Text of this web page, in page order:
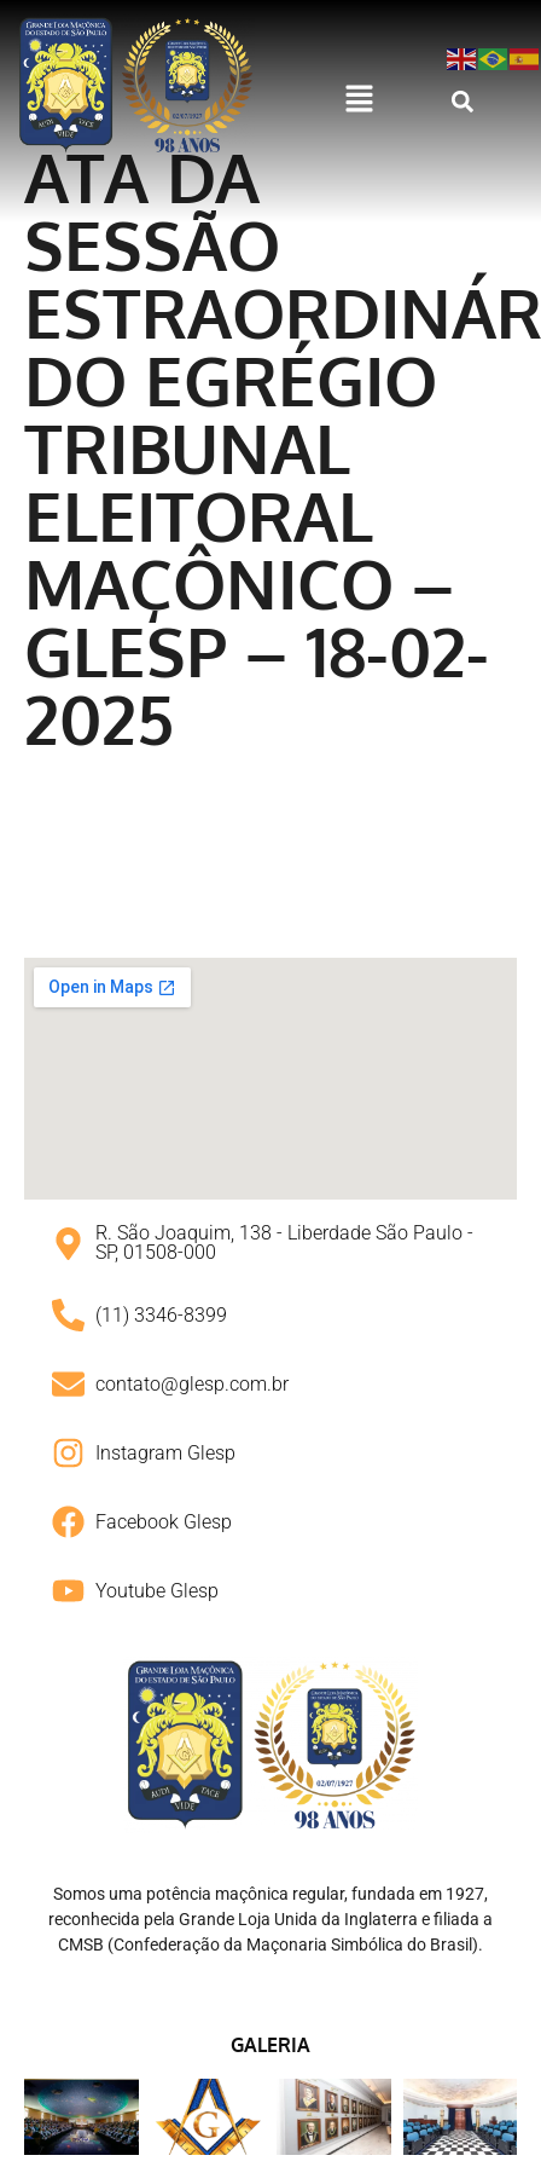
ATA DA
SESSÃO
DO EGRÉGIO
TRIBUNAL
ELEITORAL
MAÇÔNICO –
GLESP – 18-02-
2025
R. São Joaquim, 138 - Liberdade São Paulo -
SP, 01508-000
(11) 3346-8399
contato@glesp.com.br
Instagram Glesp
Facebook Glesp
Youtube Glesp
Somos uma potência maçônica regular, fundada em 1927,
reconhecida pela Grande Loja Unida da Inglaterra e filiada a
CMSB (Confederação da Maçonaria Simbólica do Brasil).
GALERIA